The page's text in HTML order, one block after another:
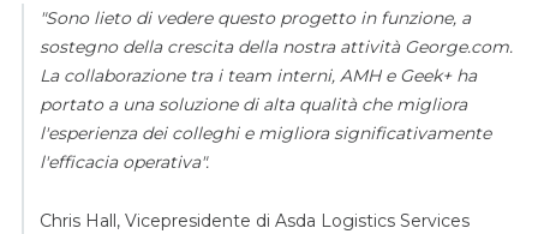
"Sono lieto di vedere questo progetto in funzione, a
sostegno della crescita della nostra attività George.com.
La collaborazione tra i team interni, AMH e Geek+ ha
portato a una soluzione di alta qualità che migliora
l'esperienza dei colleghi e migliora significativamente
l'efficacia operativa".
Chris Hall, Vicepresidente di Asda Logistics Services